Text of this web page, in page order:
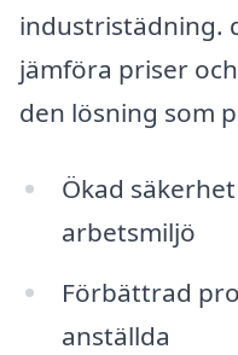
industristädning.
jämföra priser
den lösning som
Ökad
arbetsmiljö
Förbättrad
anställda